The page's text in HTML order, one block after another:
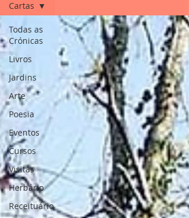
Todas as
Crónicas
Livros
Jardins
Arte
Poesia
Eventos
Cursos
Visitas
Herbário
Receituário
Cartas